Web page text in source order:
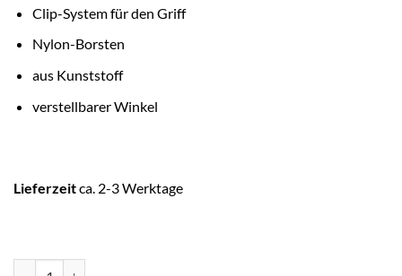
Clip-System für den Griff
Nylon-Borsten
aus Kunststoff
verstellbarer Winkel
Lieferzeitca. 2-3 Werktage